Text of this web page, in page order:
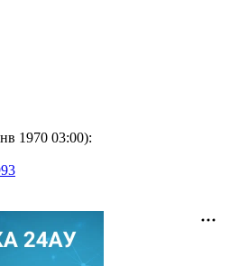
1970 03:00):